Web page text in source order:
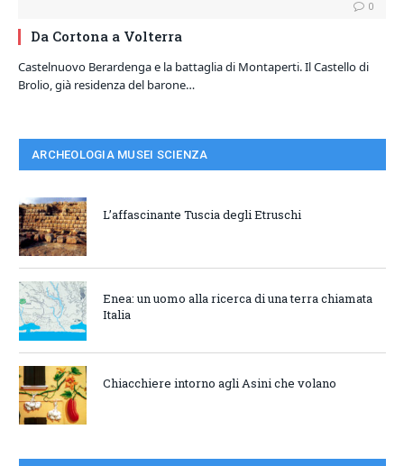
0
Da Cortona a Volterra
Castelnuovo Berardenga e la battaglia di Montaperti. Il Castello di
Brolio, già residenza del barone…
ARCHEOLOGIA MUSEI SCIENZA
L’affascinante Tuscia degli Etruschi
Enea: un uomo alla ricerca di una terra chiamata
Italia
Chiacchiere intorno agli Asini che volano